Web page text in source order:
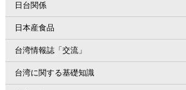
日台関係
日本産食品
台湾情報誌「交流」
台湾に関する基礎知識